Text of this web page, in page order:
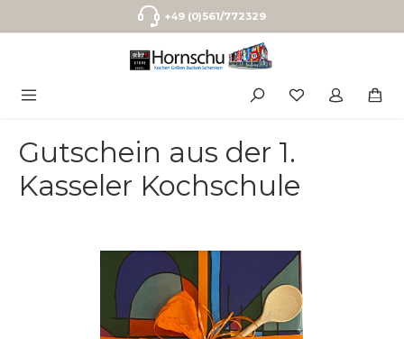
Zum Hauptinhalt springen+49 (0)561/772329
Gutschein aus der 1.
Kasseler Kochschule
Bildergalerie überspringen